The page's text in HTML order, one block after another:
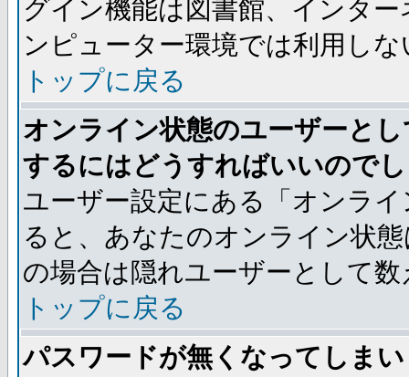
グイン機能は図書館、インタ
ンピューター環境では利用し
トップに戻る
オンライン状態のユーザーと
するにはどうすればいいので
ユーザー設定にある「オンラ
ると、あなたのオンライン状
の場合は隠れユーザーとして
トップに戻る
パスワードが無くなってしま